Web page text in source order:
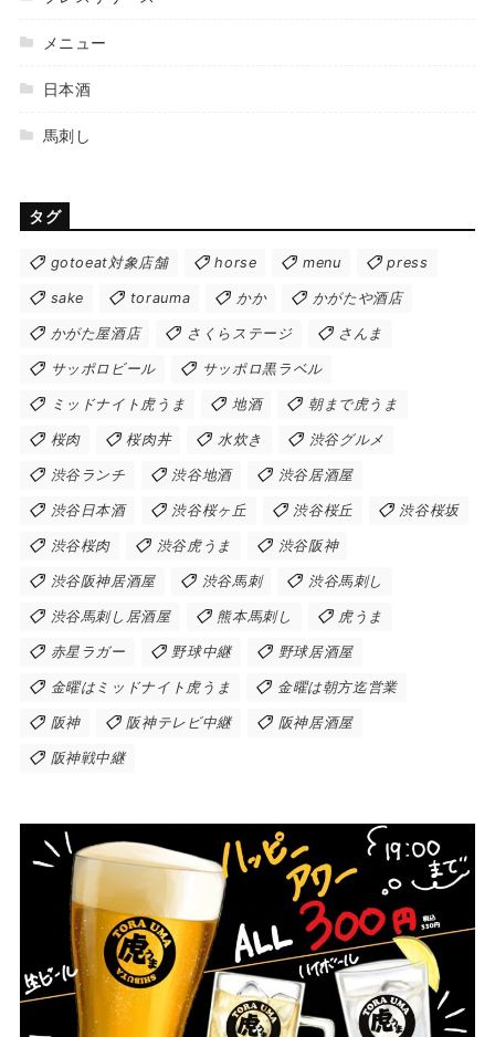
メニュー
日本酒
馬刺し
タグ
gotoeat対象店舗 horse menu press
sake torauma かか かがたや酒店
かがた屋酒店 さくらステージ さんま
サッポロビール サッポロ黒ラベル
ミッドナイト虎うま 地酒 朝まで虎うま
桜肉 桜肉丼 水炊き 渋谷グルメ
渋谷ランチ 渋谷地酒 渋谷居酒屋
渋谷日本酒 渋谷桜ヶ丘 渋谷桜丘 渋谷桜坂
渋谷桜肉 渋谷虎うま 渋谷阪神
渋谷阪神居酒屋 渋谷馬刺 渋谷馬刺し
渋谷馬刺し居酒屋 熊本馬刺し 虎うま
赤星ラガー 野球中継 野球居酒屋
金曜はミッドナイト虎うま 金曜は朝方迄営業
阪神 阪神テレビ中継 阪神居酒屋
阪神戦中継